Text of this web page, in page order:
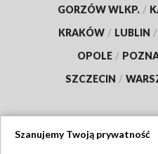
GORZÓW WLKP. /
KRAKÓW / LUBLIN /
OPOLE /
SZCZECIN /
Szanujemy Twoją prywatność